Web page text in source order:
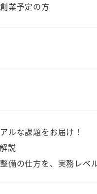
業予定の方
ルな課題をお届け！
説
備の仕方を、実務レベ